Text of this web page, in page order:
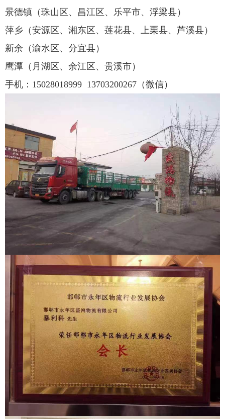
景德镇（珠山区、昌江区、乐平市、浮梁县）
萍乡（安源区、湘东区、莲花县、上栗县、芦溪县）
新余（渝水区、分宜县）
鹰潭（月湖区、余江区、贵溪市）
手机： 15028018999 13703200267 （微信）